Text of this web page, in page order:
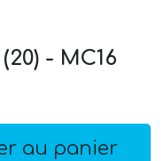
- MC16
au panier